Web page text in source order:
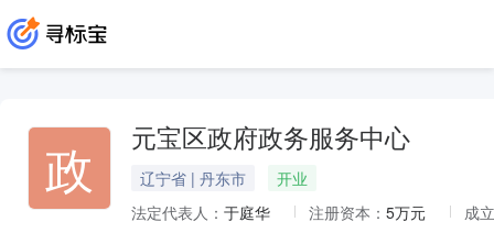
政 元宝区政府政务服务中心
辽宁省 | 丹东市
开业
法定代表人： 于庭华 注册资本： 5万元
成